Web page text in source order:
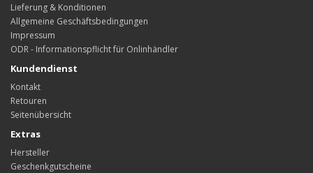
Lieferung & Konditionen
Allgemeine Geschäftsbedingungen
Impressum
ODR - Informationspflicht für Onlinhändler
Kundendienst
Kontakt
Retouren
Seitenübersicht
Extras
Hersteller
Geschenkgutscheine